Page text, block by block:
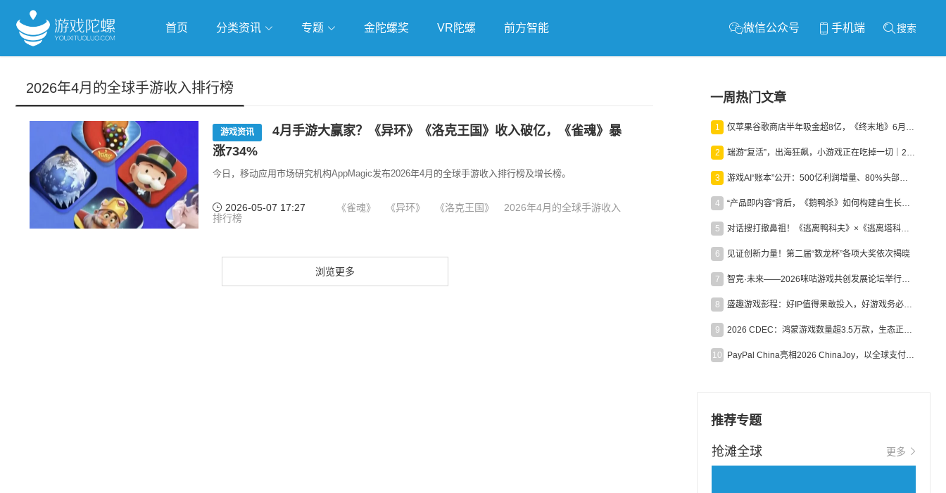
首页 分类资讯 专题
跨界Talk
金陀螺奖 VR陀螺 前方智能 微信公众号 手机端 搜索
2026年4月的全球手游收入排行榜
游戏资讯
4月手游大赢家？《异环》《洛克王国》收入破亿，《雀魂》暴
涨734%
今日，移动应用市场研究机构AppMagic发布2026年4月的全球手游收入排行榜及增长榜。
2026-05-07 17:27 《雀魂》 《异环》 《洛克王国》
2026年4月的全球手游收入
排行榜
浏览更多
一周热门文章
1 仅苹果谷歌商店半年吸金超8亿，《终末地》6月份收入显著回暖
2 端游“复活”，出海狂飙，小游戏正在吃掉一切｜2026上半年产业报告
3 游戏AI“账本”公开：500亿利润增量、80%头部入局，谁在闷声发财？
4 “产品即内容”背后，《鹅鸭杀》如何构建自生长生态？
5 对话搜打撤鼻祖！《逃离鸭科夫》×《逃离塔科夫》官方线下沙龙落幕
6 见证创新力量！第二届“数龙杯”各项大奖依次揭晓
7 智竞·未来——2026咪咕游戏共创发展论坛举行：聚力精品内容、AI创作与电竞生态，共建高品质益智健康游戏社区
8 盛趣游戏彭程：好IP值得果敢投入，好游戏务必长效经营
9 2026 CDEC：鸿蒙游戏数量超3.5万款，生态正循环加速产业高质量发展
10 PayPal China亮相2026 ChinaJoy，以全球支付能力助力中国游戏企业深化全球运营
推荐专题
抢滩全球 更多